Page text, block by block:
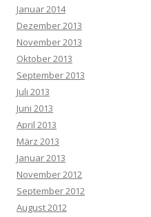
Januar 2014
Dezember 2013
November 2013
Oktober 2013
September 2013
Juli 2013
Juni 2013
April 2013
März 2013
Januar 2013
November 2012
September 2012
August 2012